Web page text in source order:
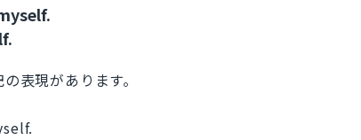
表現があります。